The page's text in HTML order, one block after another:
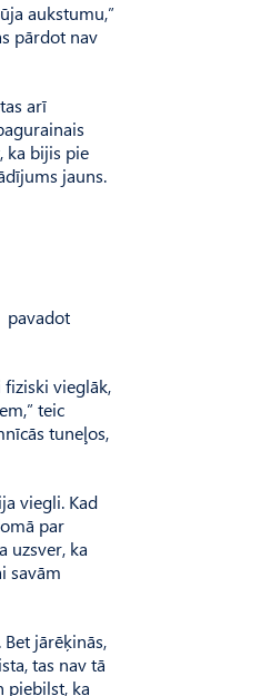
aukstumu,”
pārdot nav
arī
ka bijis pie
jauns.
pavadot
fiziski vieglāk,
teic
tuneļos,
viegli. Kad
par
uzsver, ka
savām
jārēķinās,
tas nav tā
piebilst, ka